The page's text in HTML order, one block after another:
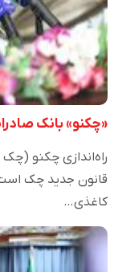
«چکنو» بانک
راه‌اندازی چکنو
قانون جدید چک
کاغذی…